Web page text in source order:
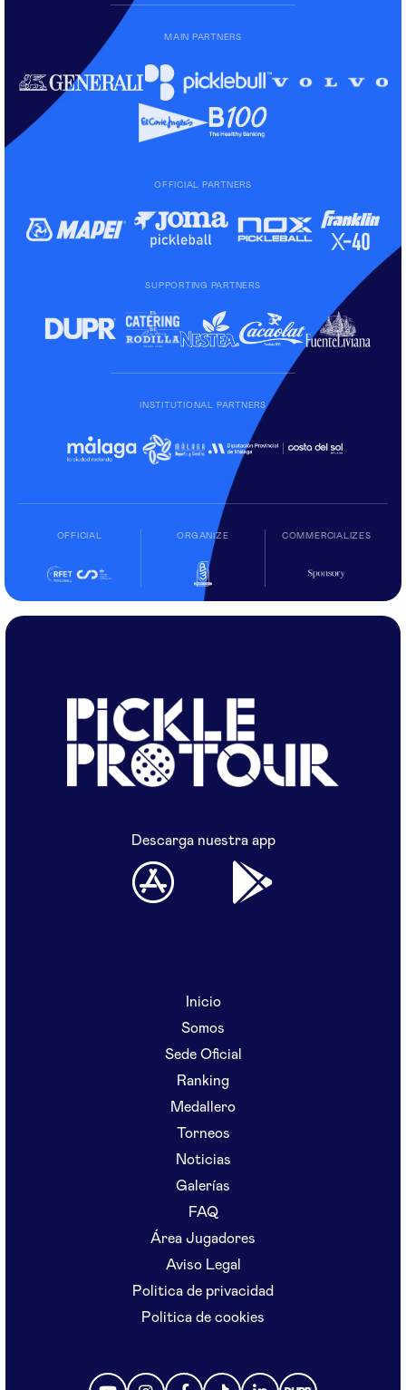
MAIN PARTNERS
OFFICIAL PARTNERS
SUPPORTING PARTNERS
INSTITUTIONAL PARTNERS
OFFICIAL ORGANIZE COMMERCIALIZES
Descarga nuestra app
Inicio
Somos
Sede Oficial
Ranking
Medallero
Torneos
Noticias
Galerías
FAQ
Área Jugadores
Aviso Legal
Politica de privacidad
Politica de cookies